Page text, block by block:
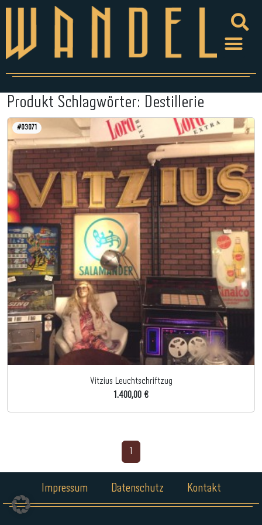
Produkt Schlagwörter: Destillerie
#03071
Vitzius Leuchtschriftzug
1.400,00 €
Impressum Datenschutz Kontakt